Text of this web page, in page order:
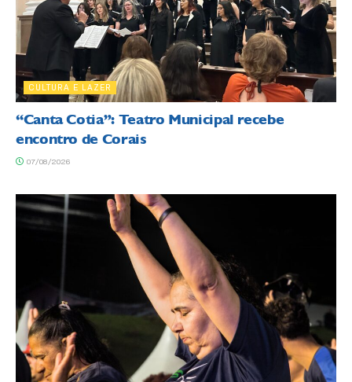
CULTURA E LAZER
“Canta Cotia”: Teatro Municipal recebe
encontro de Corais
07/08/2026